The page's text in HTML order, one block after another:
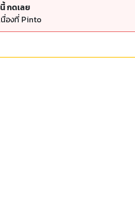
กดเลย
องที่ Pinto